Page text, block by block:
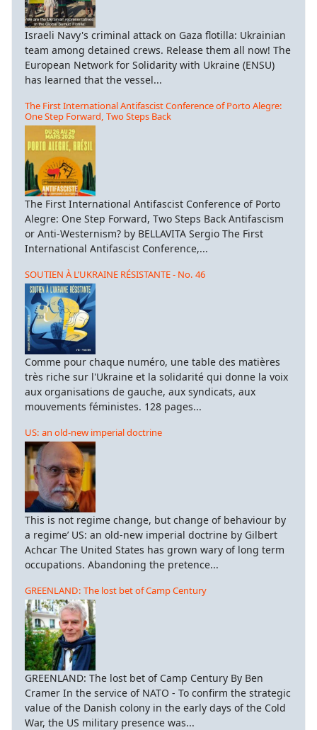
Israeli Navy's criminal attack on Gaza flotilla: Ukrainian
team among detained crews. Release them all now! The
European Network for Solidarity with Ukraine (ENSU)
has learned that the vessel...
The First International Antifascist Conference of Porto Alegre:
One Step Forward, Two Steps Back
The First International Antifascist Conference of Porto
Alegre: One Step Forward, Two Steps Back Antifascism
or Anti-Westernism? by BELLAVITA Sergio The First
International Antifascist Conference,...
SOUTIEN À L’UKRAINE RÉSISTANTE - No. 46
Comme pour chaque numéro, une table des matières
très riche sur l'Ukraine et la solidarité qui donne la voix
aux organisations de gauche, aux syndicats, aux
mouvements féministes. 128 pages...
US: an old-new imperial doctrine
This is not regime change, but change of behaviour by
a regime’ US: an old-new imperial doctrine by Gilbert
Achcar The United States has grown wary of long term
occupations. Abandoning the pretence...
GREENLAND: The lost bet of Camp Century
GREENLAND: The lost bet of Camp Century By Ben
Cramer In the service of NATO - To confirm the strategic
value of the Danish colony in the early days of the Cold
War, the US military presence was...